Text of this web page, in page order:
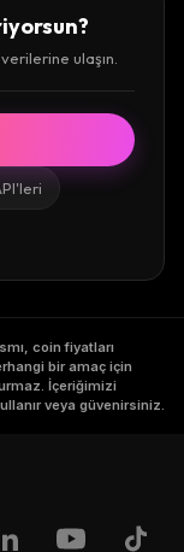
ulaşın.
coin fiyatları
bir amaç için
İçeriğimizi
veya güvenirsiniz.